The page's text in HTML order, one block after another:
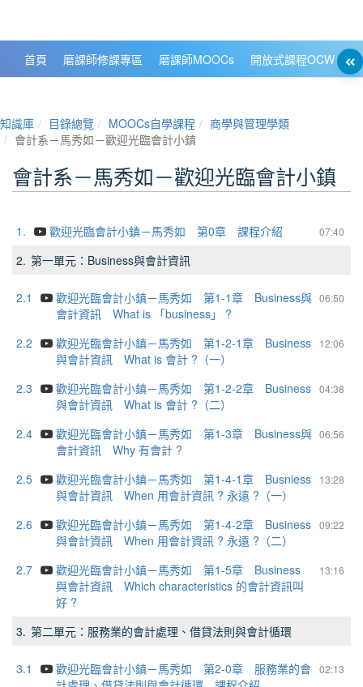
首頁 磨課師修課專區 磨課師MOOCs 開放式課程OCW
知識庫 目錄總覽 MOOCs自學課程
商學與管理學類
會計系－馬秀如－歡迎光臨會計小鎮
會計系－馬秀如－歡迎光臨會計小鎮
1. 07:40
歡迎光臨會計小鎮－馬秀如 第0章 課程介紹
2. 第一單元：Business與會計資訊
2.1 06:50
歡迎光臨會計小鎮－馬秀如 第1-1章 Business與
會計資訊 What is 「business」 ?
2.2
12:06
歡迎光臨會計小鎮－馬秀如 第1-2-1章 Business
與會計資訊 What is 會計 ?（一）
2.3
04:38
歡迎光臨會計小鎮－馬秀如 第1-2-2章 Business
與會計資訊 What is 會計 ?（二）
2.4
06:56
歡迎光臨會計小鎮－馬秀如 第1-3章 Business與
會計資訊 Why 有會計 ?
2.5
13:28
歡迎光臨會計小鎮－馬秀如 第1-4-1章 Busniess
與會計資訊 When 用會計資訊 ? 永遠 ?（一）
2.6
09:22
歡迎光臨會計小鎮－馬秀如 第1-4-2章 Business
與會計資訊 When 用會計資訊 ? 永遠 ?（二）
2.7
13:16
歡迎光臨會計小鎮－馬秀如 第1-5章 Business
與會計資訊 Which characteristics 的會計資訊叫
好 ?
3. 第二單元：服務業的會計處理、借貸法則與會計循環
3.1 02:13
歡迎光臨會計小鎮－馬秀如 第2-0章 服務業的會